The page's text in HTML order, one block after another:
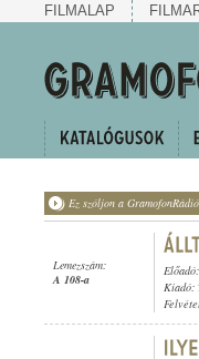
FILMALAP
Ez szóljon a
Lemezszám:
A 108-a
Előadó:
Kiadó: